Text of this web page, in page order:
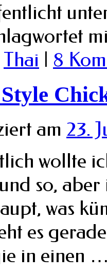
Thai 8
am 23.
wollte
so, aber
was
es
in einen …